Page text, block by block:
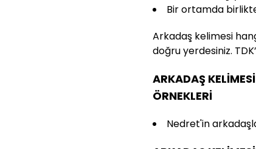
Bir ortamda
Arkadaş kelimesi
doğru yerdesiniz.
ARKADAŞ
ÖRNEKLERİ
Nedret'in